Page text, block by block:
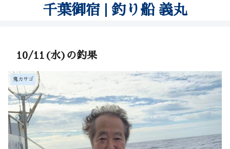
千葉御宿 | 釣り船 義丸
10/11(水)の釣果
鬼カサゴ